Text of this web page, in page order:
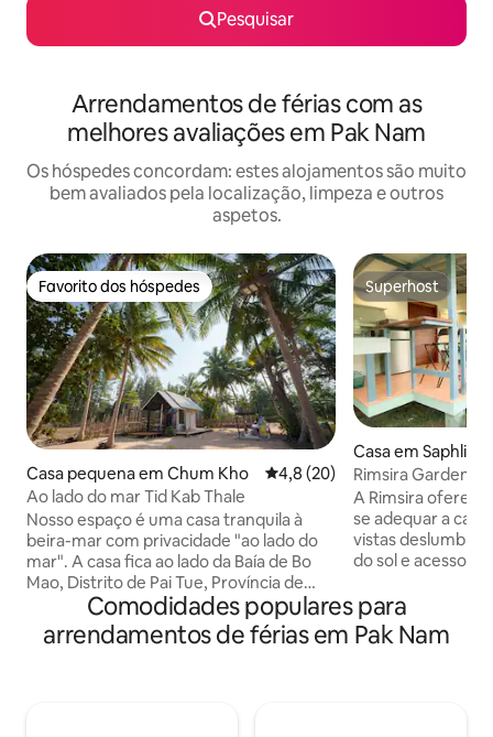
Pesquisar
Arrendamentos de férias com as
melhores avaliações em Pak Nam
Os hóspedes concordam: estes alojamentos são muito
bem avaliados pela localização, limpeza e outros
aspetos.
Favorito dos hóspedes
Favorito dos hóspedes
Casa pequena em Chum Kho Classificação média de 4,8
4,8 (20)
Ao lado do mar Tid Kab Thale
Nosso espaço é uma casa tranquila à
beira-mar com privacidade "ao lado do
mar". A casa fica ao lado da Baía de Bo
Mao, Distrito de Pai Tue, Província de
Chumphon. ✈️ Perto do aeroporto de
Chumphon 🚆 Perto da Estação
Ferroviária de Patu 🏫 10 minutos para
Superhost
Superhost
Casa em Saphli
Rimsira Garden
A Rimsira oferece
se adequar a
vistas
do sol e acesso
Laen (3 minutos
mercados locais,
Comodidades populares para
arrendamentos de férias em Pak Nam